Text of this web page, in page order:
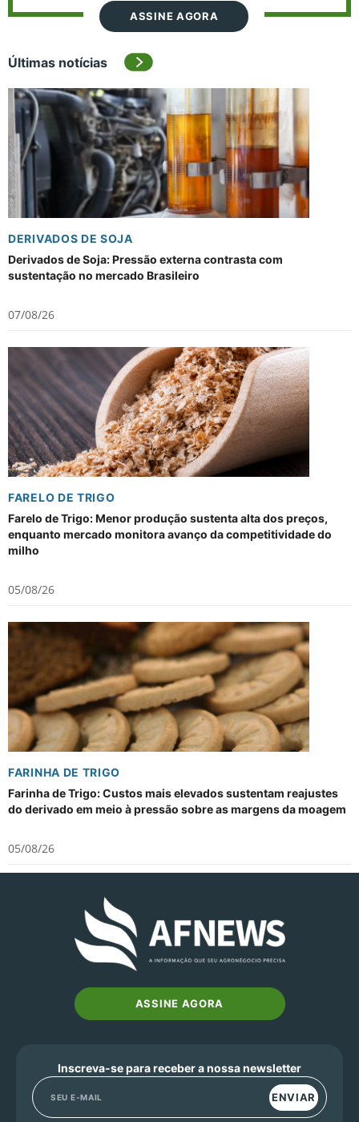
ASSINE AGORA
Últimas notícias
DERIVADOS DE SOJA
Derivados de Soja: Pressão externa contrasta com
sustentação no mercado Brasileiro
07/08/26
FARELO DE TRIGO
Farelo de Trigo: Menor produção sustenta alta dos preços,
enquanto mercado monitora avanço da competitividade do
milho
05/08/26
FARINHA DE TRIGO
Farinha de Trigo: Custos mais elevados sustentam reajustes
do derivado em meio à pressão sobre as margens da moagem
05/08/26
ASSINE AGORA
Inscreva-se para receber a nossa newsletter
ENVIAR